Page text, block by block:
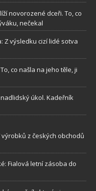
novorozené dceři. To, co
nečekal
Z výsledku cizí lidé sotva
co našla na jeho těle, ji
úkol. Kadeřník
z českých obchodů
Fialová letní zásoba do